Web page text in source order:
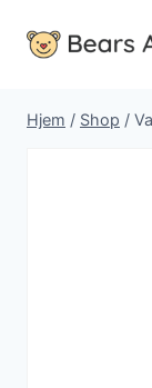
Hjem / Shop /